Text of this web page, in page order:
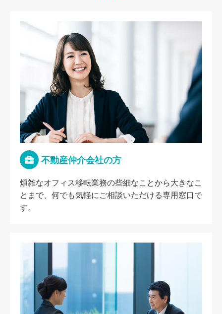
不動産仲介会社の方
煩雑なオフィス移転業務の些細なことから大きなこ
とまで、何でも気軽にご相談いただける専用窓口で
す。